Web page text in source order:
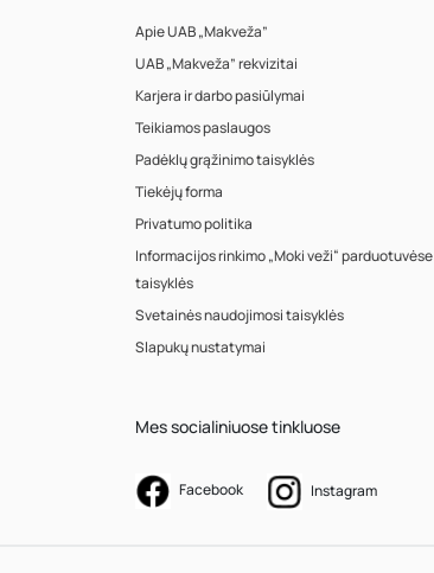
Apie UAB „Makveža”
UAB „Makveža” rekvizitai
Karjera ir darbo pasiūlymai
Teikiamos paslaugos
Padėklų grąžinimo taisyklės
Tiekėjų forma
Privatumo politika
Informacijos rinkimo „Moki veži“ parduotuvėse
taisyklės
Svetainės naudojimosi taisyklės
Slapukų nustatymai
Mes socialiniuose tinkluose
Facebook Instagram